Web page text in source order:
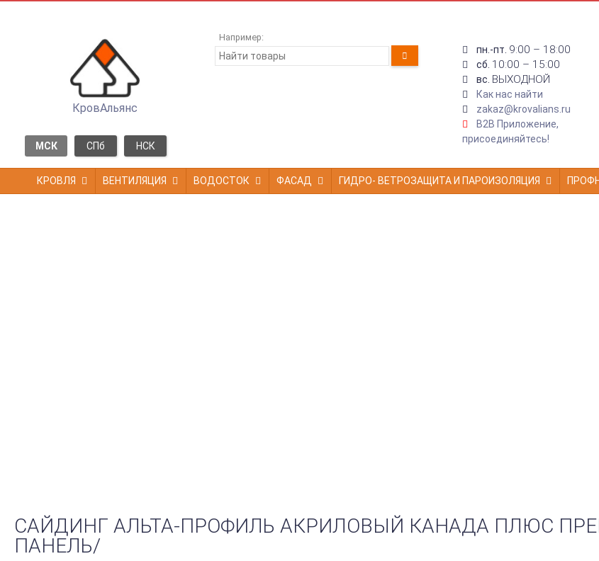
КровАльянс
МСК СПб НСК
Например:
пн.-пт. 9:00 – 18:00
сб. 10:00 – 15:00
вс. ВЫХОДНОЙ
Как нас найти
zakaz@krovalians.ru
B2B Приложение,
присоединяйтесь!
КРОВЛЯ ВЕНТИЛЯЦИЯ ВОДОСТОК ФАСАД ГИДРО- ВЕТРОЗАЩИТА И ПАРОИЗОЛЯЦИЯ
САЙДИНГ АЛЬТА-ПРОФИЛЬ АКРИЛОВЫЙ КАНАДА ПЛЮС
ПАНЕЛЬ/